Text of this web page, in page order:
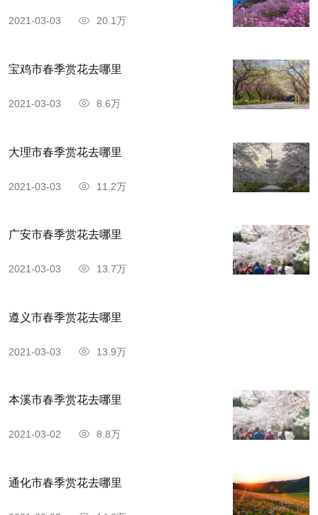
2021-03-03 20.1万
宝鸡市春季赏花去哪里
2021-03-03 8.6万
大理市春季赏花去哪里
2021-03-03 11.2万
广安市春季赏花去哪里
2021-03-03 13.7万
遵义市春季赏花去哪里
2021-03-03 13.9万
本溪市春季赏花去哪里
2021-03-02 8.8万
通化市春季赏花去哪里